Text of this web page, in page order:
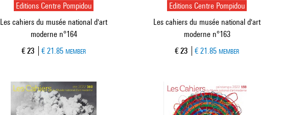
Editions Centre Pompidou
Les cahiers du musée national d'art
moderne n°164
Current price
€ 23 € 21.85 MEMBER
Editions Centre Pompidou
Les cahiers du musée national d'art
moderne n°163
Current price
€ 23 € 21.85 MEMBER